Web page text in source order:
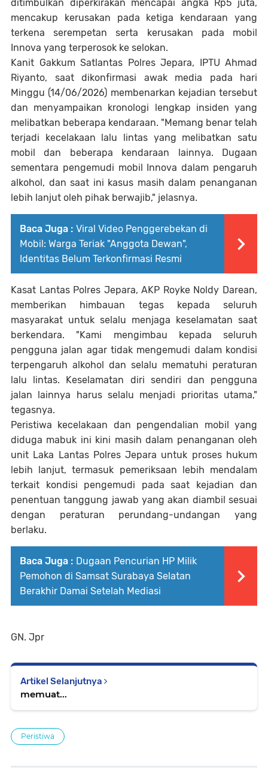
ditimbulkan diperkirakan mencapai angka Rp5 juta,
mencakup kerusakan pada ketiga kendaraan yang
terkena serempetan serta kerusakan pada mobil
Innova yang terperosok ke selokan.
Kanit Gakkum Satlantas Polres Jepara, IPTU Ahmad
Riyanto, saat dikonfirmasi awak media pada hari
Minggu (14/06/2026) membenarkan kejadian tersebut
dan menyampaikan kronologi lengkap insiden yang
melibatkan beberapa kendaraan. "Memang benar telah
terjadi kecelakaan lalu lintas yang melibatkan satu
mobil dan beberapa kendaraan lainnya. Dugaan
sementara pengemudi mobil Innova dalam pengaruh
alkohol, dan saat ini kasus masih dalam penanganan
lebih lanjut oleh pihak berwajib," jelasnya.
Baca Juga : Viral Video Penggerebekan di
Mobil: Warga Teriak "Anggota Dewan",
Identitas Belum Terkonfirmasi Resmi
Kasat Lantas Polres Jepara, AKP Royke Noldy Darean,
memberikan himbauan tegas kepada seluruh
masyarakat untuk selalu menjaga keselamatan saat
berkendara. "Kami mengimbau kepada seluruh
pengguna jalan agar tidak mengemudi dalam kondisi
terpengaruh alkohol dan selalu mematuhi peraturan
lalu lintas. Keselamatan diri sendiri dan pengguna
jalan lainnya harus selalu menjadi prioritas utama,"
tegasnya.
Peristiwa kecelakaan dan pengendalian mobil yang
diduga mabuk ini kini masih dalam penanganan oleh
unit Laka Lantas Polres Jepara untuk proses hukum
lebih lanjut, termasuk pemeriksaan lebih mendalam
terkait kondisi pengemudi pada saat kejadian dan
penentuan tanggung jawab yang akan diambil sesuai
dengan peraturan perundang-undangan yang
berlaku.
Baca Juga : Dugaan Pencurian HP Milik
Pemohon di Samsat Surabaya Selatan
Berakhir Damai Setelah Mediasi
GN. Jpr
Artikel Selanjutnya
memuat...
Peristiwa